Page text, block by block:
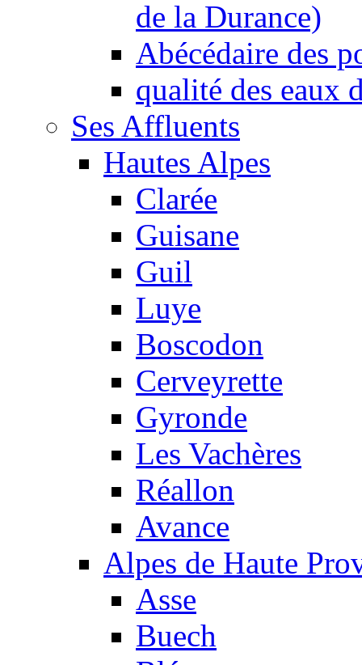
de la Durance)
Abécédaire des
qualité des eaux
Ses Affluents
Hautes Alpes
Clarée
Guisane
Guil
Luye
Boscodon
Cerveyrette
Gyronde
Les Vachères
Réallon
Avance
Alpes de Haute
Asse
Buech